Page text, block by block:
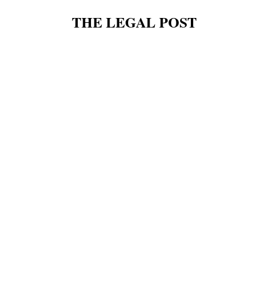
THE LEGAL POST